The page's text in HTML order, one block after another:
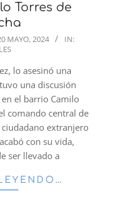
Torres de
MAYO, 2024
IN:
lo asesinó una
una discusión
el barrio Camilo
comando central de
extranjero
con su vida,
ser llevado a